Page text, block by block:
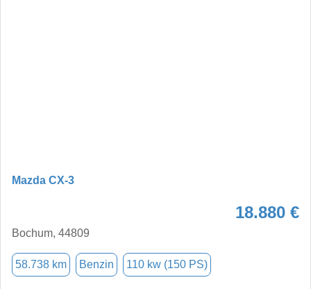
Mazda CX-3
18.880 €
Bochum, 44809
58.738 km Benzin 110 kw (150 PS)